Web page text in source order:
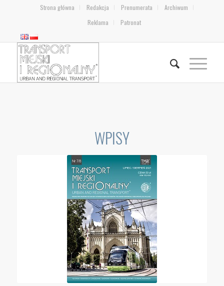
Strona główna Redakcja Prenumerata
Archiwum
Reklama
Patronat
WPISY